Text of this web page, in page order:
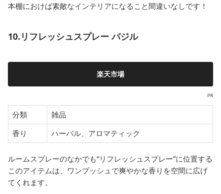
本棚におけば素敵なインテリアになること間違いなしです！
10.リフレッシュスプレー バジル
楽天市場
PR
分類
雑品
香り
ハーバル、アロマティック
ルームスプレーのなかでも“リフレッシュスプレー”に位置する
このアイテムは、ワンプッシュで爽やかな香りを空間に広げ
てくれます。